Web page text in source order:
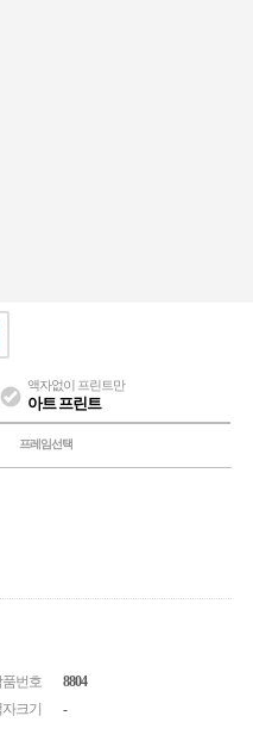
액자없이 프린트만
아트 프린트
프레임선택
품번호
8804
크기
-